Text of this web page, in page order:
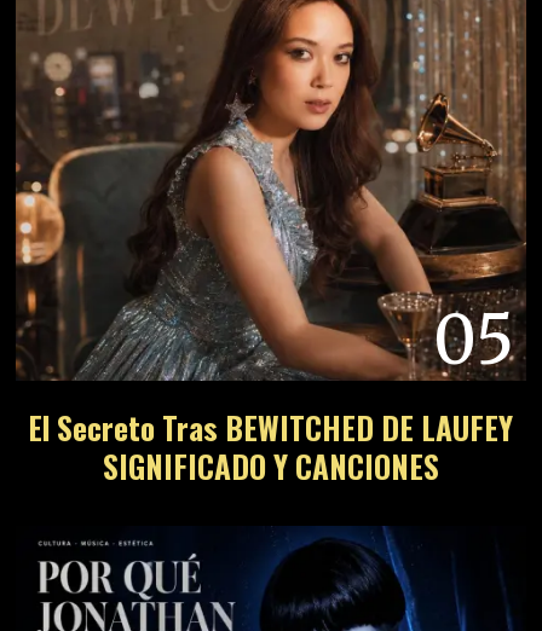
05
El Secreto Tras BEWITCHED DE LAUFEY
SIGNIFICADO Y CANCIONES